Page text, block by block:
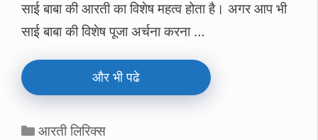
साई बाबा की आरती का विशेष महत्‍व होता है। अगर आप भी
साई बाबा की विशेष पूजा अर्चना करना …
और भी पढे
Categories
आरती लिरिक्स